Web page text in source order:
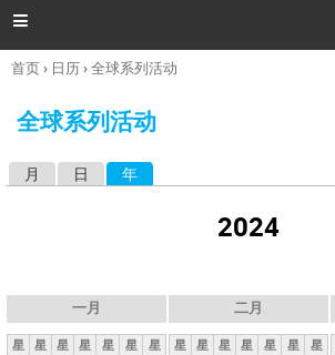

你
这
首页› 日历›全球系列活动
全球系列活动
月 日 年
2024
一月
星 星 星 星 星 星
星
二月
星 星 星 星 星 星 星